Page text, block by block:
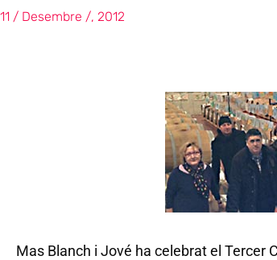
11 / Desembre /, 2012
Mas Blanch i Jové ha celebrat el Tercer